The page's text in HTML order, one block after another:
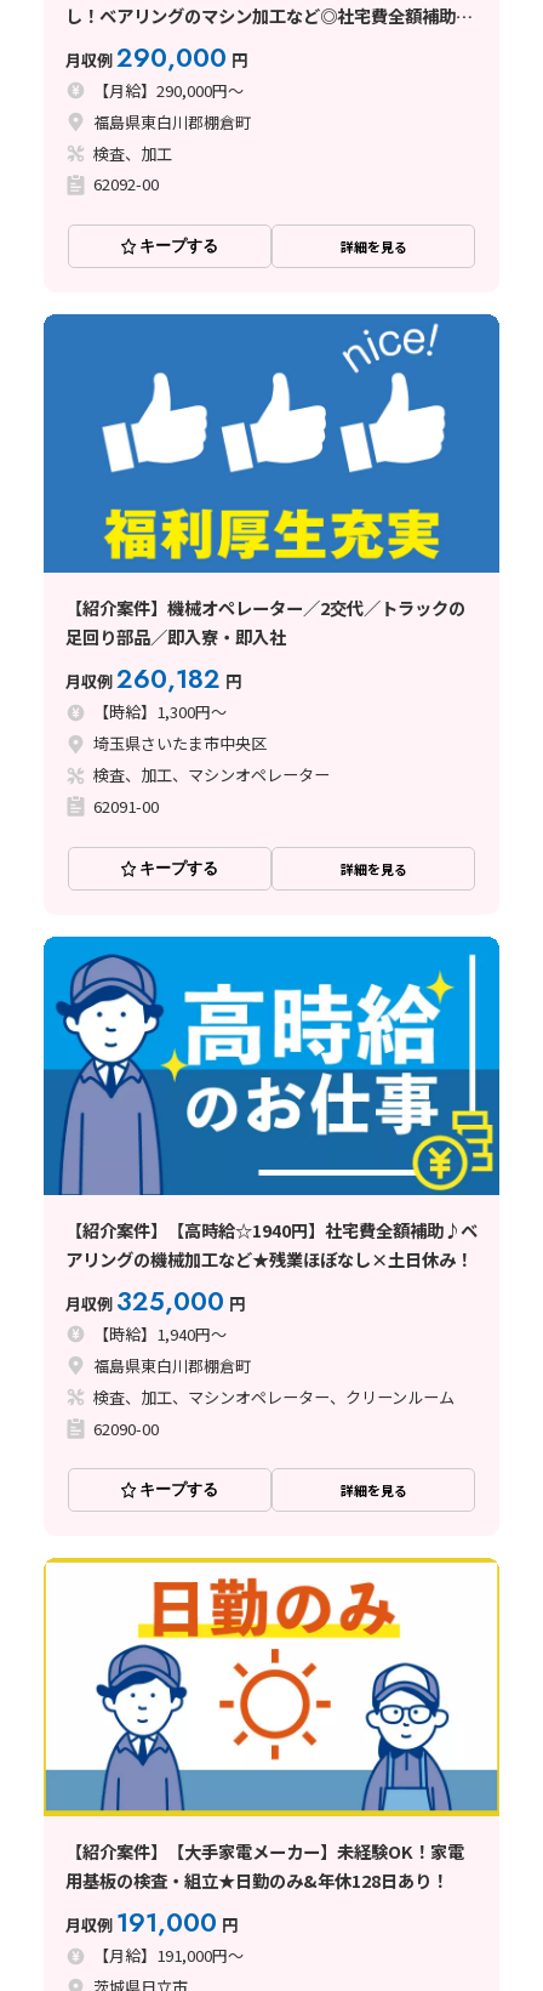
し！ベアリングのマシン加工など◎社宅費全額補助♪
土日休み
月収例290,000 円
【月給】290,000円～
福島県東白川郡棚倉町
検査、加工
62092-00
キープする 詳細を見る
【紹介案件】機械オペレーター／2交代／トラックの
足回り部品／即入寮・即入社
月収例260,182 円
【時給】1,300円～
埼玉県さいたま市中央区
検査、加工、マシンオペレーター
62091-00
キープする 詳細を見る
【紹介案件】【高時給☆1940円】社宅費全額補助♪ベ
アリングの機械加工など★残業ほぼなし×土日休み！
月収例 325,000 円
【時給】1,940円～
福島県東白川郡棚倉町
検査、加工、マシンオペレーター、クリーンルーム
62090-00
キープする 詳細を見る
【紹介案件】【大手家電メーカー】未経験OK！家電
用基板の検査・組立★日勤のみ&年休128日あり！
月収例 191,000 円
【月給】191,000円～